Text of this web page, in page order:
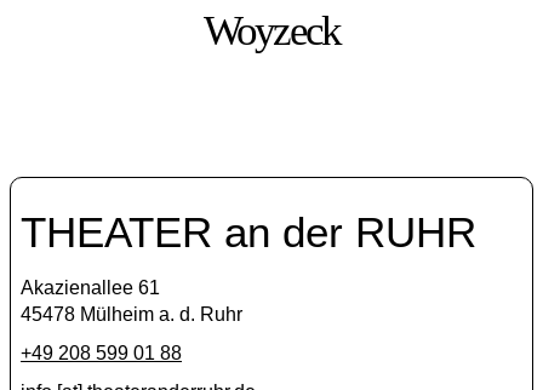
Woyzeck
THEATER an der RUHR
Akazienallee 61
45478 Mülheim a. d. Ruhr
+49 208 599 01 88